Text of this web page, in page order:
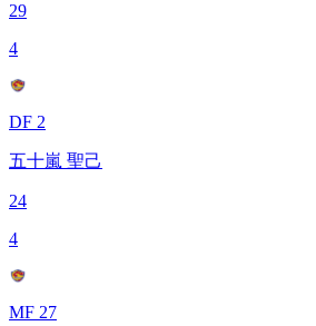
29
4
DF 2
五十嵐 聖己
24
4
MF 27